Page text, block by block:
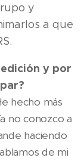
y
a que
y por
hecho más
no conozco a
haciendo
de mi